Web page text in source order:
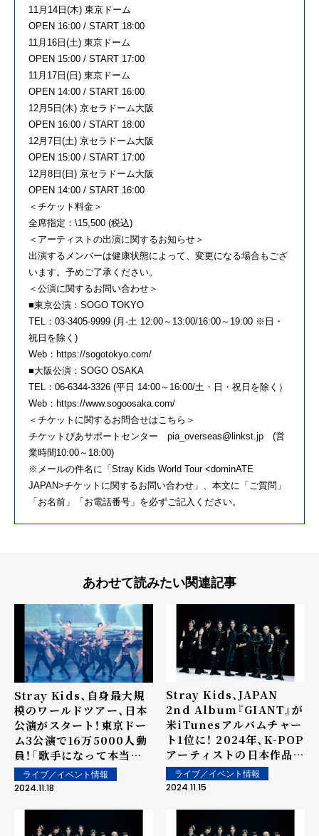
11月14日(木) 東京ドーム
OPEN 16:00 / START 18:00
11月16日(土) 東京ドーム
OPEN 15:00 / START 17:00
11月17日(日) 東京ドーム
OPEN 14:00 / START 16:00
12月5日(木) 京セラドーム大阪
OPEN 16:00 / START 18:00
12月7日(土) 京セラドーム大阪
OPEN 15:00 / START 17:00
12月8日(日) 京セラドーム大阪
OPEN 14:00 / START 16:00
＜チケット料金＞
全席指定：\15,500 (税込)
＜アーティストの出演に関するお知らせ＞
出演するメンバーは健康状態によって、変更になる場合もござ
います。予めご了承ください。
＜公演に関するお問い合わせ＞
■東京公演：SOGO TOKYO
TEL：03-3405-9999 (月-土 12:00～13:00/16:00～19:00 ※日・
祝日を除く)
Web：https://sogotokyo.com/
■大阪公演：SOGO OSAKA
TEL：06-6344-3326 (平日 14:00～16:00/土・日・祝日を除く）
Web：https://www.sogoosaka.com/
＜チケットに関するお問合せはこちら＞
チケットぴあサポートセンター pia_overseas@linkst.jp (営
業時間10:00～18:00)
※メールの件名に「Stray Kids World Tour <dominATE
JAPAN>チケットに関するお問い合わせ」、本文に「ご質問」
「お名前」「お電話番号」を必ずご記入ください。
あわせて読みたい関連記事
Stray Kids、自身最大規
模のワールドツアー、日本
公演がスタート！東京ドー
ム3公演で16万5000人動
員！「歌手になって本当に
よかった」
ライブ／イベント情報
2024.11.18
Stray Kids、JAPAN
2nd Album『GIANT』が
米iTunesアルバムチャー
ト1位に！ 2024年、K-POP
アーティストの日本作品と
して初の快挙！
ライブ／イベント情報
2024.11.15